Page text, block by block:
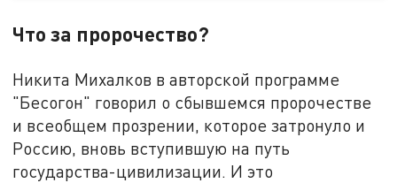
Что за пророчество?
Никита Михалков в авторской программе
"Бесогон" говорил о сбывшемся пророчестве
и всеобщем прозрении, которое затронуло и
Россию, вновь вступившую на путь
государства-цивилизации. И это